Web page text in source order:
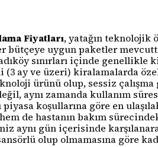
Fiyatları, yatağın
bütçeye uygun paketler
sınırları içinde genellikle
(3 ay ve üzeri) kiralamalarda
ürünü olup, sessiz
aynı zamanda kullanım
koşullarına göre en
de hastanın bakım
aynı gün içerisinde
olup olmamasına göre